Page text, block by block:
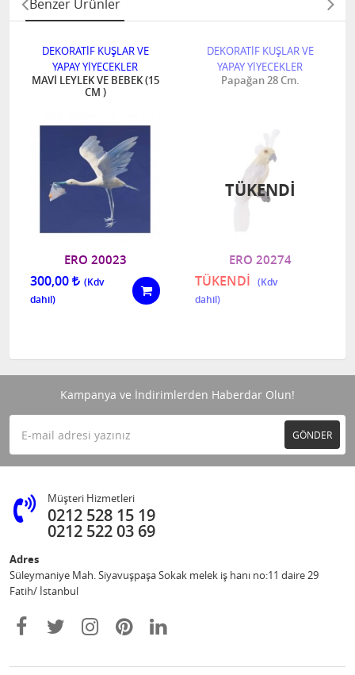
Benzer Ürünler
DEKORATİF KUŞLAR VE
YAPAY YİYECEKLER
MAVİ LEYLEK VE BEBEK (15
CM )
ERO 20023
300,00
DEKORATİF KUŞLAR VE
YAPAY YİYECEKLER
Papağan 28 Cm.
ERO 20274
TÜKENDİ
TÜKENDI
Kampanya ve İndirimlerden Haberdar Olun!
GÖNDER
Müşteri Hizmetleri
0212 528 15 19
0212 522 03 69
Adres
Süleymaniye Mah. Siyavuşpaşa Sokak melek iş hanı no:11 daire 29
Fatih/ İstanbul